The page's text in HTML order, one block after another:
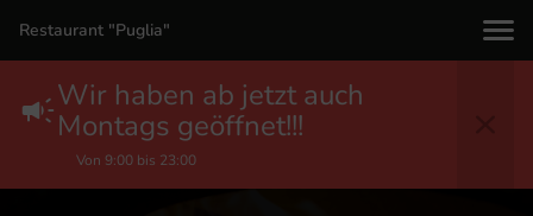
Restaurant "Puglia"
Wir haben ab jetzt auch
Montags geöffnet!!!
Von 9:00 bis 23:00